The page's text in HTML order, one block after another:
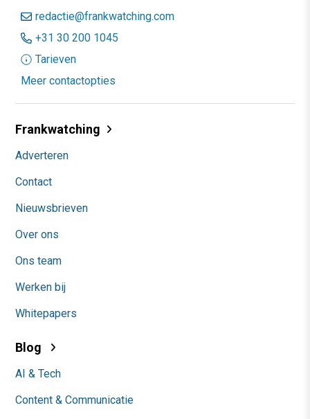
redactie@frankwatching.com
+31 30 200 1045
Tarieven
Meer contactopties
Frankwatching
Adverteren
Contact
Nieuwsbrieven
Over ons
Ons team
Werken bij
Whitepapers
Blog
AI & Tech
Content & Communicatie